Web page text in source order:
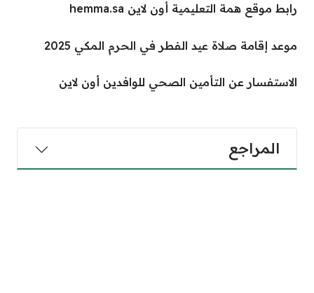
رابط موقع همة التعليمية أون لاين hemma.sa
موعد إقامة صلاة عيد الفطر في الحرم المكي 2025
الاستفسار عن التأمين الصحي للوافدين أون لاين
المراجع